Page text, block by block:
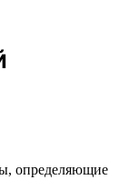
определяющие